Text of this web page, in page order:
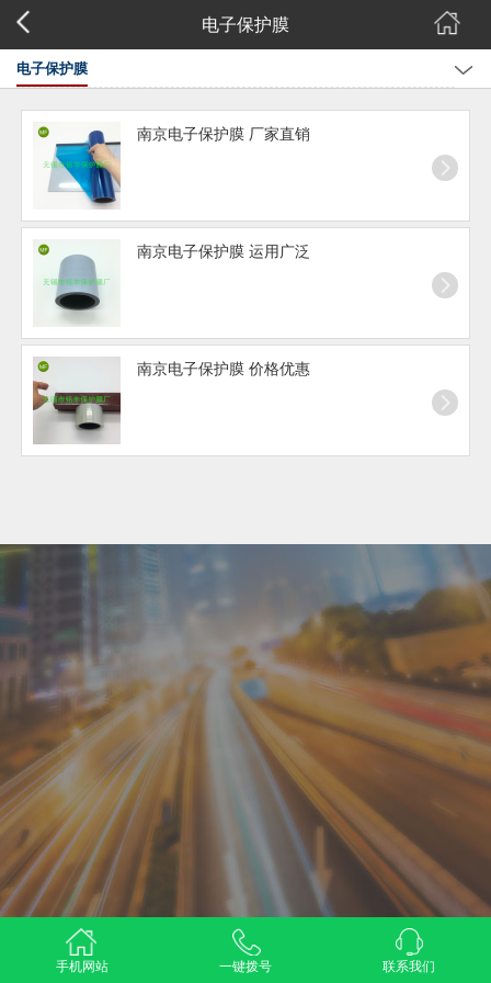
电子保护膜
电子保护膜
全部
南京PE保护膜
南京玻璃保护膜
南京铝板保护膜
南京电子保护膜 厂家直销
南京电子保护膜 运用广泛
南京电子保护膜 价格优惠
手机网站 一键拨号 联系我们